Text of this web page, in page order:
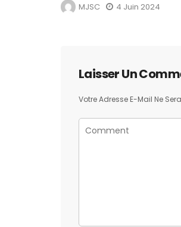
MJSC 4 Juin 2024
Laisser Un
Votre Adresse E-Mail Ne